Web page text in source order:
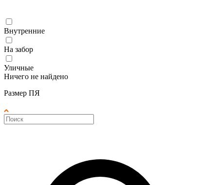
Внутренние
На забор
Уличные
Ничего не найдено
Размер ПЯ